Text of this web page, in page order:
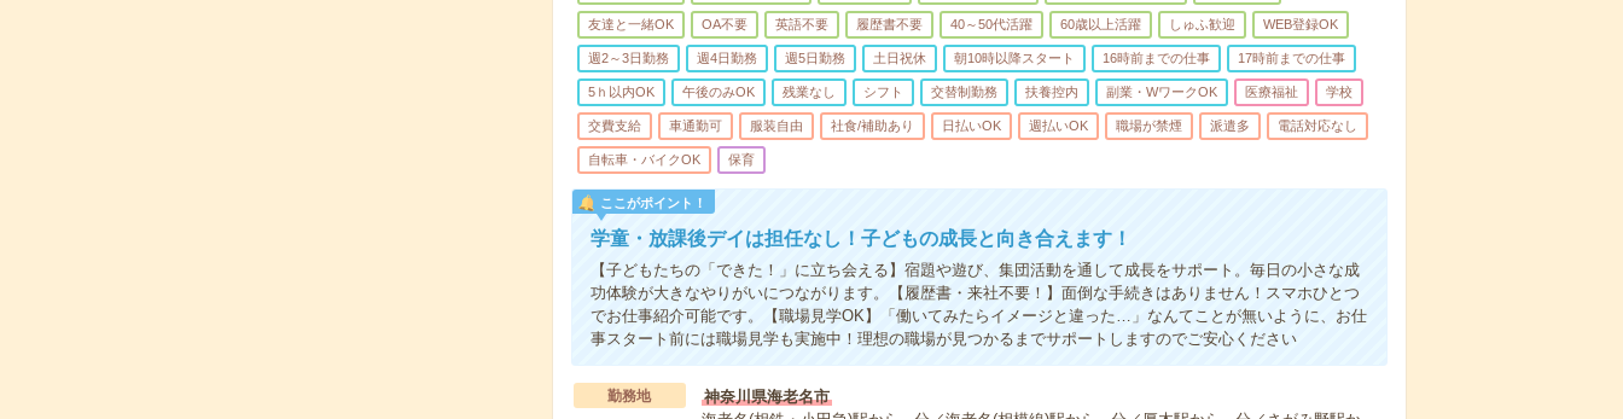
友達と一緒OK OA不要 英語不要 履歴書不要 40～50代活躍 60歳以上活躍 しゅふ歓迎 WEB登録OK
週2～3日勤務 週4日勤務 週5日勤務 土日祝休 朝10時以降スタート 16時前までの仕事 17時前までの仕事
5ｈ以内OK 午後のみOK 残業なし シフト 交替制勤務 扶養控内 副業・WワークOK 医療福祉 学校
交費支給 車通勤可 服装自由 社食/補助あり 日払いOK 週払いOK 職場が禁煙 派遣多 電話対応なし
自転車・バイクOK 保育
ここがポイント！
学童・放課後デイは担任なし！子どもの成長と向き合えます！
【子どもたちの「できた！」に立ち会える】宿題や遊び、集団活動を通して成長をサポート。毎日の小さな成
功体験が大きなやりがいにつながります。【履歴書・来社不要！】面倒な手続きはありません！スマホひとつ
でお仕事紹介可能です。【職場見学OK】「働いてみたらイメージと違った…」なんてことが無いように、お仕
事スタート前には職場見学も実施中！理想の職場が見つかるまでサポートしますのでご安心ください
勤務地
神奈川県海老名市